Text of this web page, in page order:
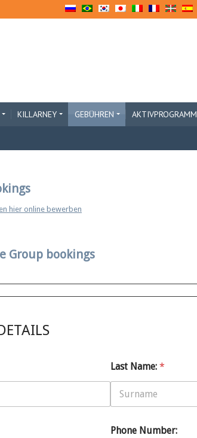
KILLARNEY GEBÜHREN AKTIVPROGRAMM
hier online bewerben
Group bookings
Last Name: *
Phone Number: